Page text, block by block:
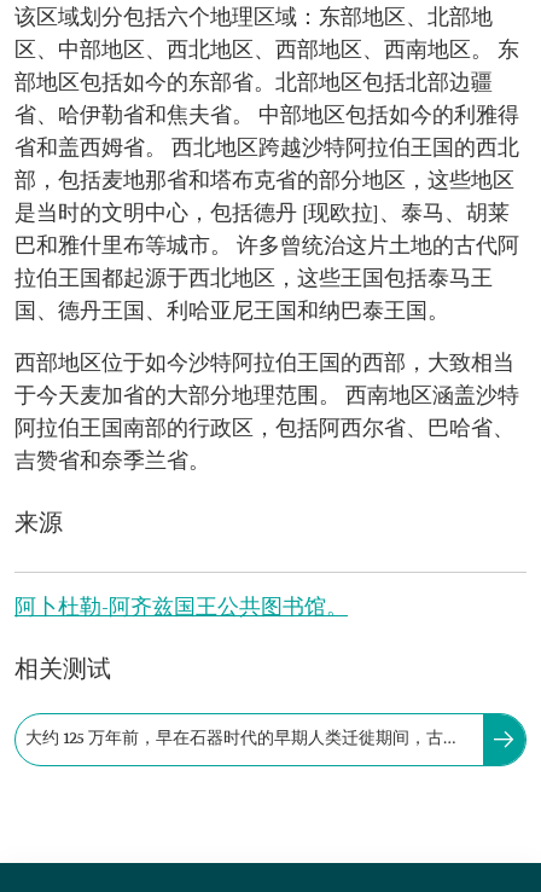
该区域划分包括六个地理区域：东部地区、北部地
区、中部地区、西北地区、西部地区、西南地区。 东
部地区包括如今的东部省。北部地区包括北部边疆
省、哈伊勒省和焦夫省。 中部地区包括如今的利雅得
省和盖西姆省。 西北地区跨越沙特阿拉伯王国的西北
部，包括麦地那省和塔布克省的部分地区，这些地区
是当时的文明中心，包括德丹 [现欧拉]、泰马、胡莱
巴和雅什里布等城市。 许多曾统治这片土地的古代阿
拉伯王国都起源于西北地区，这些王国包括泰马王
国、德丹王国、利哈亚尼王国和纳巴泰王国。
西部地区位于如今沙特阿拉伯王国的西部，大致相当
于今天麦加省的大部分地理范围。 西南地区涵盖沙特
阿拉伯王国南部的行政区，包括阿西尔省、巴哈省、
吉赞省和奈季兰省。
来源
阿卜杜勒-阿齐兹国王公共图书馆。
相关测试
大约 125 万年前，早在石器时代的早期人类迁徙期间，古代